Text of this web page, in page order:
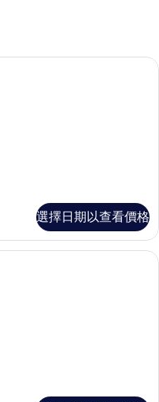
雙人房 | 迷你吧、書桌、免費無線
選擇日期以查看價格
家庭四人房 | 迷你吧、書桌、免